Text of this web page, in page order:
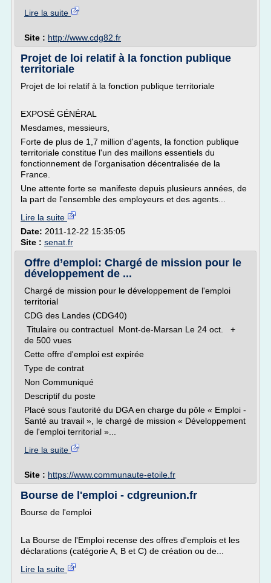
Lire la suite
Site : http://www.cdg82.fr
Projet de loi relatif à la fonction publique
territoriale
Projet de loi relatif à la fonction publique territoriale
EXPOSÉ GÉNÉRAL
Mesdames, messieurs,
Forte de plus de 1,7 million d'agents, la fonction publique
territoriale constitue l'un des maillons essentiels du
fonctionnement de l'organisation décentralisée de la
France.
Une attente forte se manifeste depuis plusieurs années, de
la part de l'ensemble des employeurs et des agents...
Lire la suite
Date: 2011-12-22 15:35:05
Site : senat.fr
Offre d’emploi: Chargé de mission pour le
développement de ...
Chargé de mission pour le développement de l'emploi
territorial
CDG des Landes (CDG40)
Titulaire ou contractuel Mont-de-Marsan Le 24 oct. +
de 500 vues
Cette offre d'emploi est expirée
Type de contrat
Non Communiqué
Descriptif du poste
Placé sous l'autorité du DGA en charge du pôle « Emploi -
Santé au travail », le chargé de mission « Développement
de l'emploi territorial »...
Lire la suite
Site : https://www.communaute-etoile.fr
Bourse de l'emploi - cdgreunion.fr
Bourse de l'emploi
La Bourse de l'Emploi recense des offres d'emplois et les
déclarations (catégorie A, B et C) de création ou de...
Lire la suite